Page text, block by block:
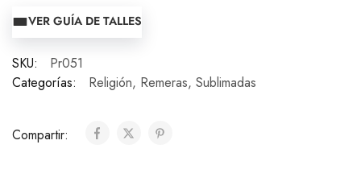
VER GUÍA DE TALLES
SKU:
Pr051
Categorías:
Religión, Remeras, Sublimadas
Compartir: